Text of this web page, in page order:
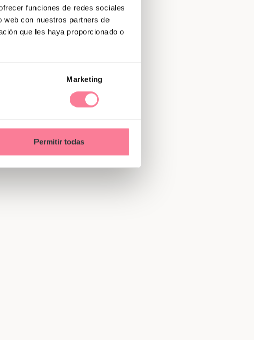
funciones de redes sociales
web con nuestros partners de
que les haya proporcionado o
Marketing
Permitir todas